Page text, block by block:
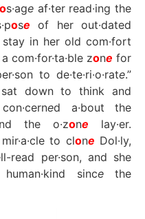
os·ageaf·ter read·ing the
ose of her out·dated
in her old com·fort
com·for·ta·ble zone for
to de·te·ri·o·rate.”
down to think and
ed a·bout the
the o·zone lay·er.
to clone Dol·ly,
read per·son, and she
sincethe